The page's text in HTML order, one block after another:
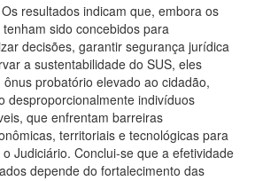
resultados indicam que, embora os
sido concebidos para
decisões, garantir segurança jurídica
a sustentabilidade do SUS, eles
ônus probatório elevado ao cidadão,
desproporcionalmente indivíduos
que enfrentam barreiras
territoriais e tecnológicas para
Judiciário. Conclui-se que a efetividade
depende do fortalecimento das